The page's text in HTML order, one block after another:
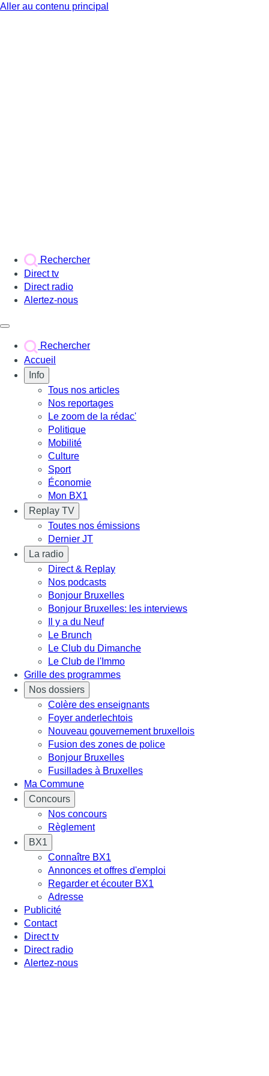
Aller au contenu principal
Rechercher
Direct tv
Direct radio
Alertez-nous
Rechercher
Accueil
Info
Tous nos articles
Nos reportages
Le zoom de la rédac'
Politique
Mobilité
Culture
Sport
Économie
Mon BX1
Replay TV
Toutes nos émissions
Dernier JT
La radio
Direct & Replay
Nos podcasts
Bonjour Bruxelles
Bonjour Bruxelles: les interviews
Il y a du Neuf
Le Brunch
Le Club du Dimanche
Le Club de l'Immo
Grille des programmes
Nos dossiers
Colère des enseignants
Foyer anderlechtois
Nouveau gouvernement bruxellois
Fusion des zones de police
Bonjour Bruxelles
Fusillades à Bruxelles
Ma Commune
Concours
Nos concours
Règlement
BX1
Connaître BX1
Annonces et offres d'emploi
Regarder et écouter BX1
Adresse
Publicité
Contact
Direct tv
Direct radio
Alertez-nous